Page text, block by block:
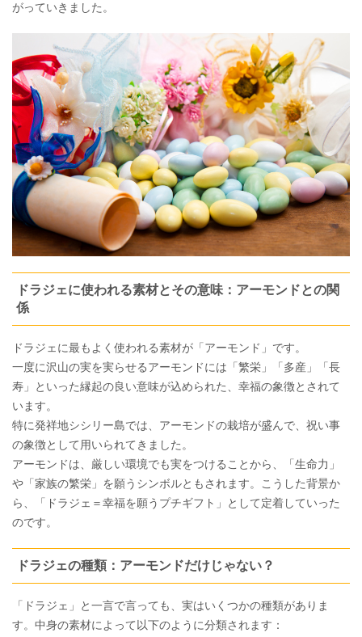
がっていきました。
ドラジェに使われる素材とその意味：アーモンドとの関
係
ドラジェに最もよく使われる素材が「アーモンド」です。
一度に沢山の実を実らせるアーモンドには「繁栄」「多産」「長
寿」といった縁起の良い意味が込められた、幸福の象徴とされて
います。
特に発祥地シシリー島では、アーモンドの栽培が盛んで、祝い事
の象徴として用いられてきました。
アーモンドは、厳しい環境でも実をつけることから、「生命力」
や「家族の繁栄」を願うシンボルともされます。こうした背景か
ら、「ドラジェ＝幸福を願うプチギフト」として定着していった
のです。
ドラジェの種類：アーモンドだけじゃない？
「ドラジェ」と一言で言っても、実はいくつかの種類がありま
す。中身の素材によって以下のように分類されます：